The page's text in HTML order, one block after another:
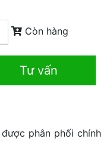
Còn hàng
Tư vấn
được phân phối chính